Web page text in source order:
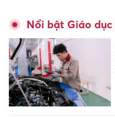
Nổi bật Giáo